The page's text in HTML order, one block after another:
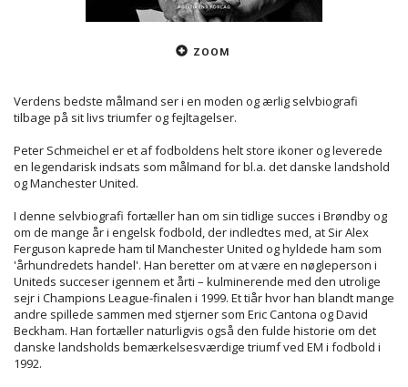
ZOOM
Verdens bedste målmand ser i en moden og ærlig selvbiografi
tilbage på sit livs triumfer og fejltagelser.
Peter Schmeichel er et af fodboldens helt store ikoner og leverede
en legendarisk indsats som målmand for bl.a. det danske landshold
og Manchester United.
I denne selvbiografi fortæller han om sin tidlige succes i Brøndby og
om de mange år i engelsk fodbold, der indledtes med, at Sir Alex
Ferguson kaprede ham til Manchester United og hyldede ham som
'århundredets handel'. Han beretter om at være en nøgleperson i
Uniteds succeser igennem et årti – kulminerende med den utrolige
sejr i Champions League-finalen i 1999. Et tiår hvor han blandt mange
andre spillede sammen med stjerner som Eric Cantona og David
Beckham. Han fortæller naturligvis også den fulde historie om det
danske landsholds bemærkelsesværdige triumf ved EM i fodbold i
1992.